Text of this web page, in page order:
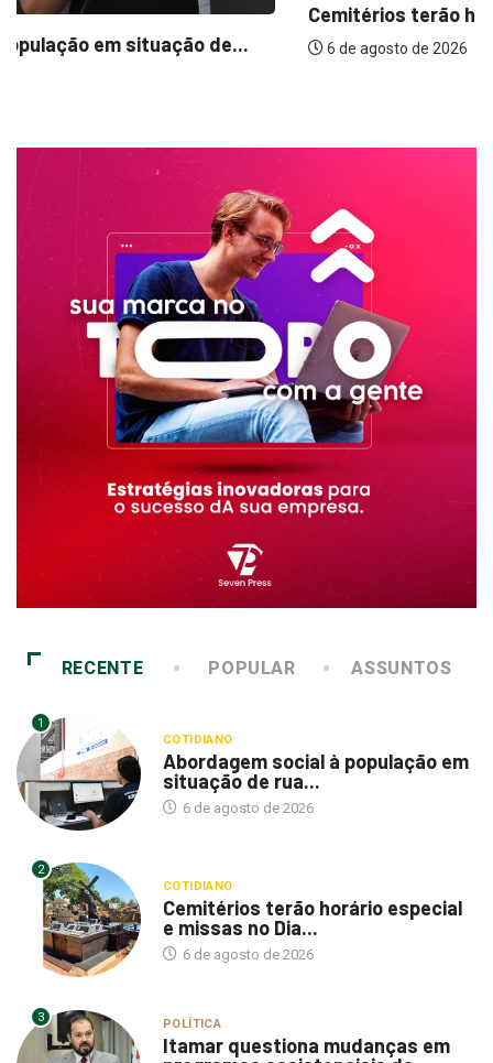
Cemitérios terão horário especial e missas no...
6 de agosto de 2026
RECENTE POPULAR ASSUNTOS
1
COTIDIANO
Abordagem social à população em
situação de rua...
6 de agosto de 2026
2
COTIDIANO
Cemitérios terão horário especial
e missas no Dia...
6 de agosto de 2026
3 POLÍTICA
Itamar questiona mudanças em